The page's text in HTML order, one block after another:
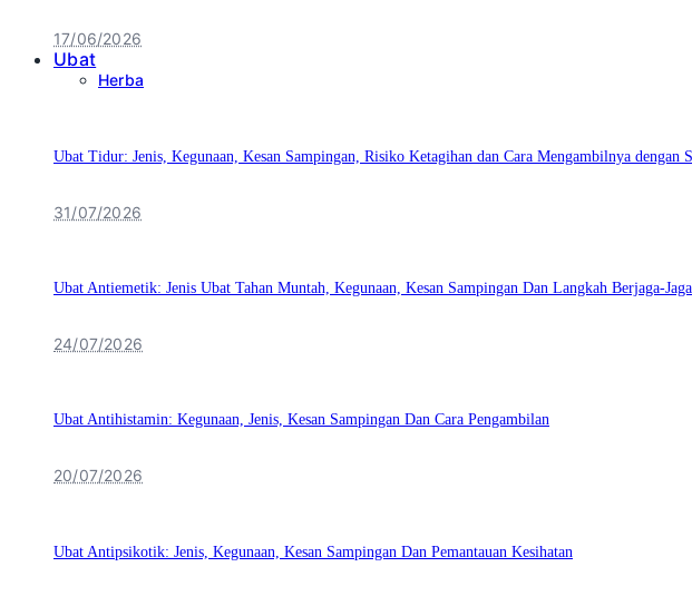
17/06/2026
Ubat
Herba
Ubat Tidur: Jenis, Kegunaan, Kesan Sampingan, Risiko Ketagihan dan Cara Mengambilnya dengan
31/07/2026
Ubat Antiemetik: Jenis Ubat Tahan Muntah, Kegunaan, Kesan Sampingan Dan Langkah Berjaga-Jaga
24/07/2026
Ubat Antihistamin: Kegunaan, Jenis, Kesan Sampingan Dan Cara Pengambilan
20/07/2026
Ubat Antipsikotik: Jenis, Kegunaan, Kesan Sampingan Dan Pemantauan Kesihatan